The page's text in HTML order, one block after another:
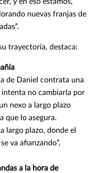
y en eso estamos,
nuevas franjas de
trayectoria, destaca:
de Daniel contrata una
intenta no cambiarla por
nexo a largo plazo
que lo asegura.
largo plazo, donde el
va afianzando”,
a la hora de